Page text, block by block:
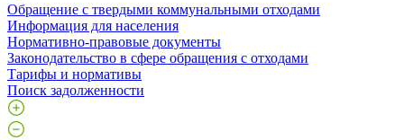
Обращение с твердыми коммунальными отходами
Информация для населения
Нормативно-правовые документы
Законодательство в сфере обращения с отходами
Тарифы и нормативы
Поиск задолженности